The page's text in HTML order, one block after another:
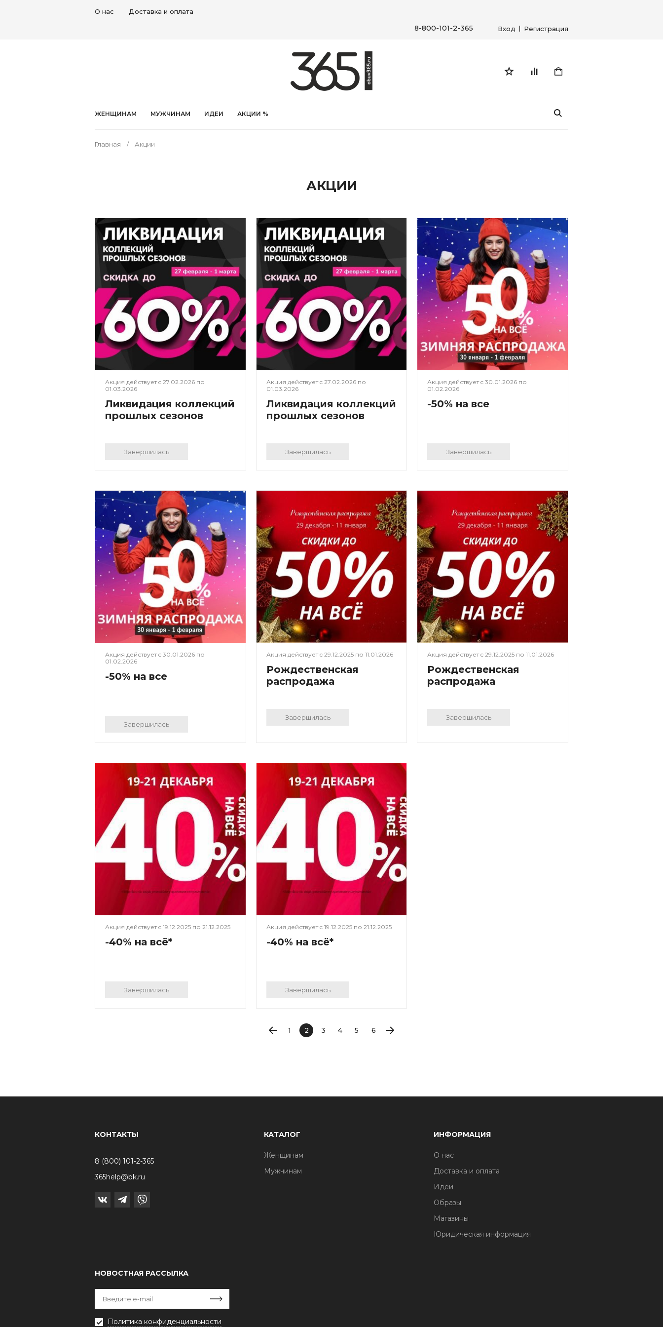
О нас Доставка и оплата
8-800-101-2-365 Вход Регистрация
ЖЕНЩИНАМ МУЖЧИНАМ ИДЕИ АКЦИИ %
Главная Акции
АКЦИИ
Акция действует c 27.02.2026 по
01.03.2026
Ликвидация коллекций
прошлых сезонов
Завершилась
Акция действует c 27.02.2026по
01.03.2026
Ликвидация коллекций
прошлых сезонов
Завершилась
Акция действует c30.01.2026 по
01.02.2026
-50% на все
Завершилась
Акция действует c 30.01.2026 по
01.02.2026
-50% на все
Завершилась
Акция действует c 29.12.2025по 11.01.2026
Рождественская
распродажа
Завершилась
Акция действует c29.12.2025 по11.01.2026
Рождественская
распродажа
Завершилась
Акция действует c 19.12.2025 по 21.12.2025
-40% на всё*
Завершилась
Акция действует c 19.12.2025по 21.12.2025
-40% на всё*
Завершилась
1 2 3 4 5 6
КОНТАКТЫ
8 (800) 101-2-365
365help@bk.ru
КАТАЛОГ
Женщинам
Мужчинам
ИНФОРМАЦИЯ
О нас
Доставка и оплата
Идеи
Образы
Магазины
Юридическая информация
НОВОСТНАЯ РАССЫЛКА
Политика конфиденциальности